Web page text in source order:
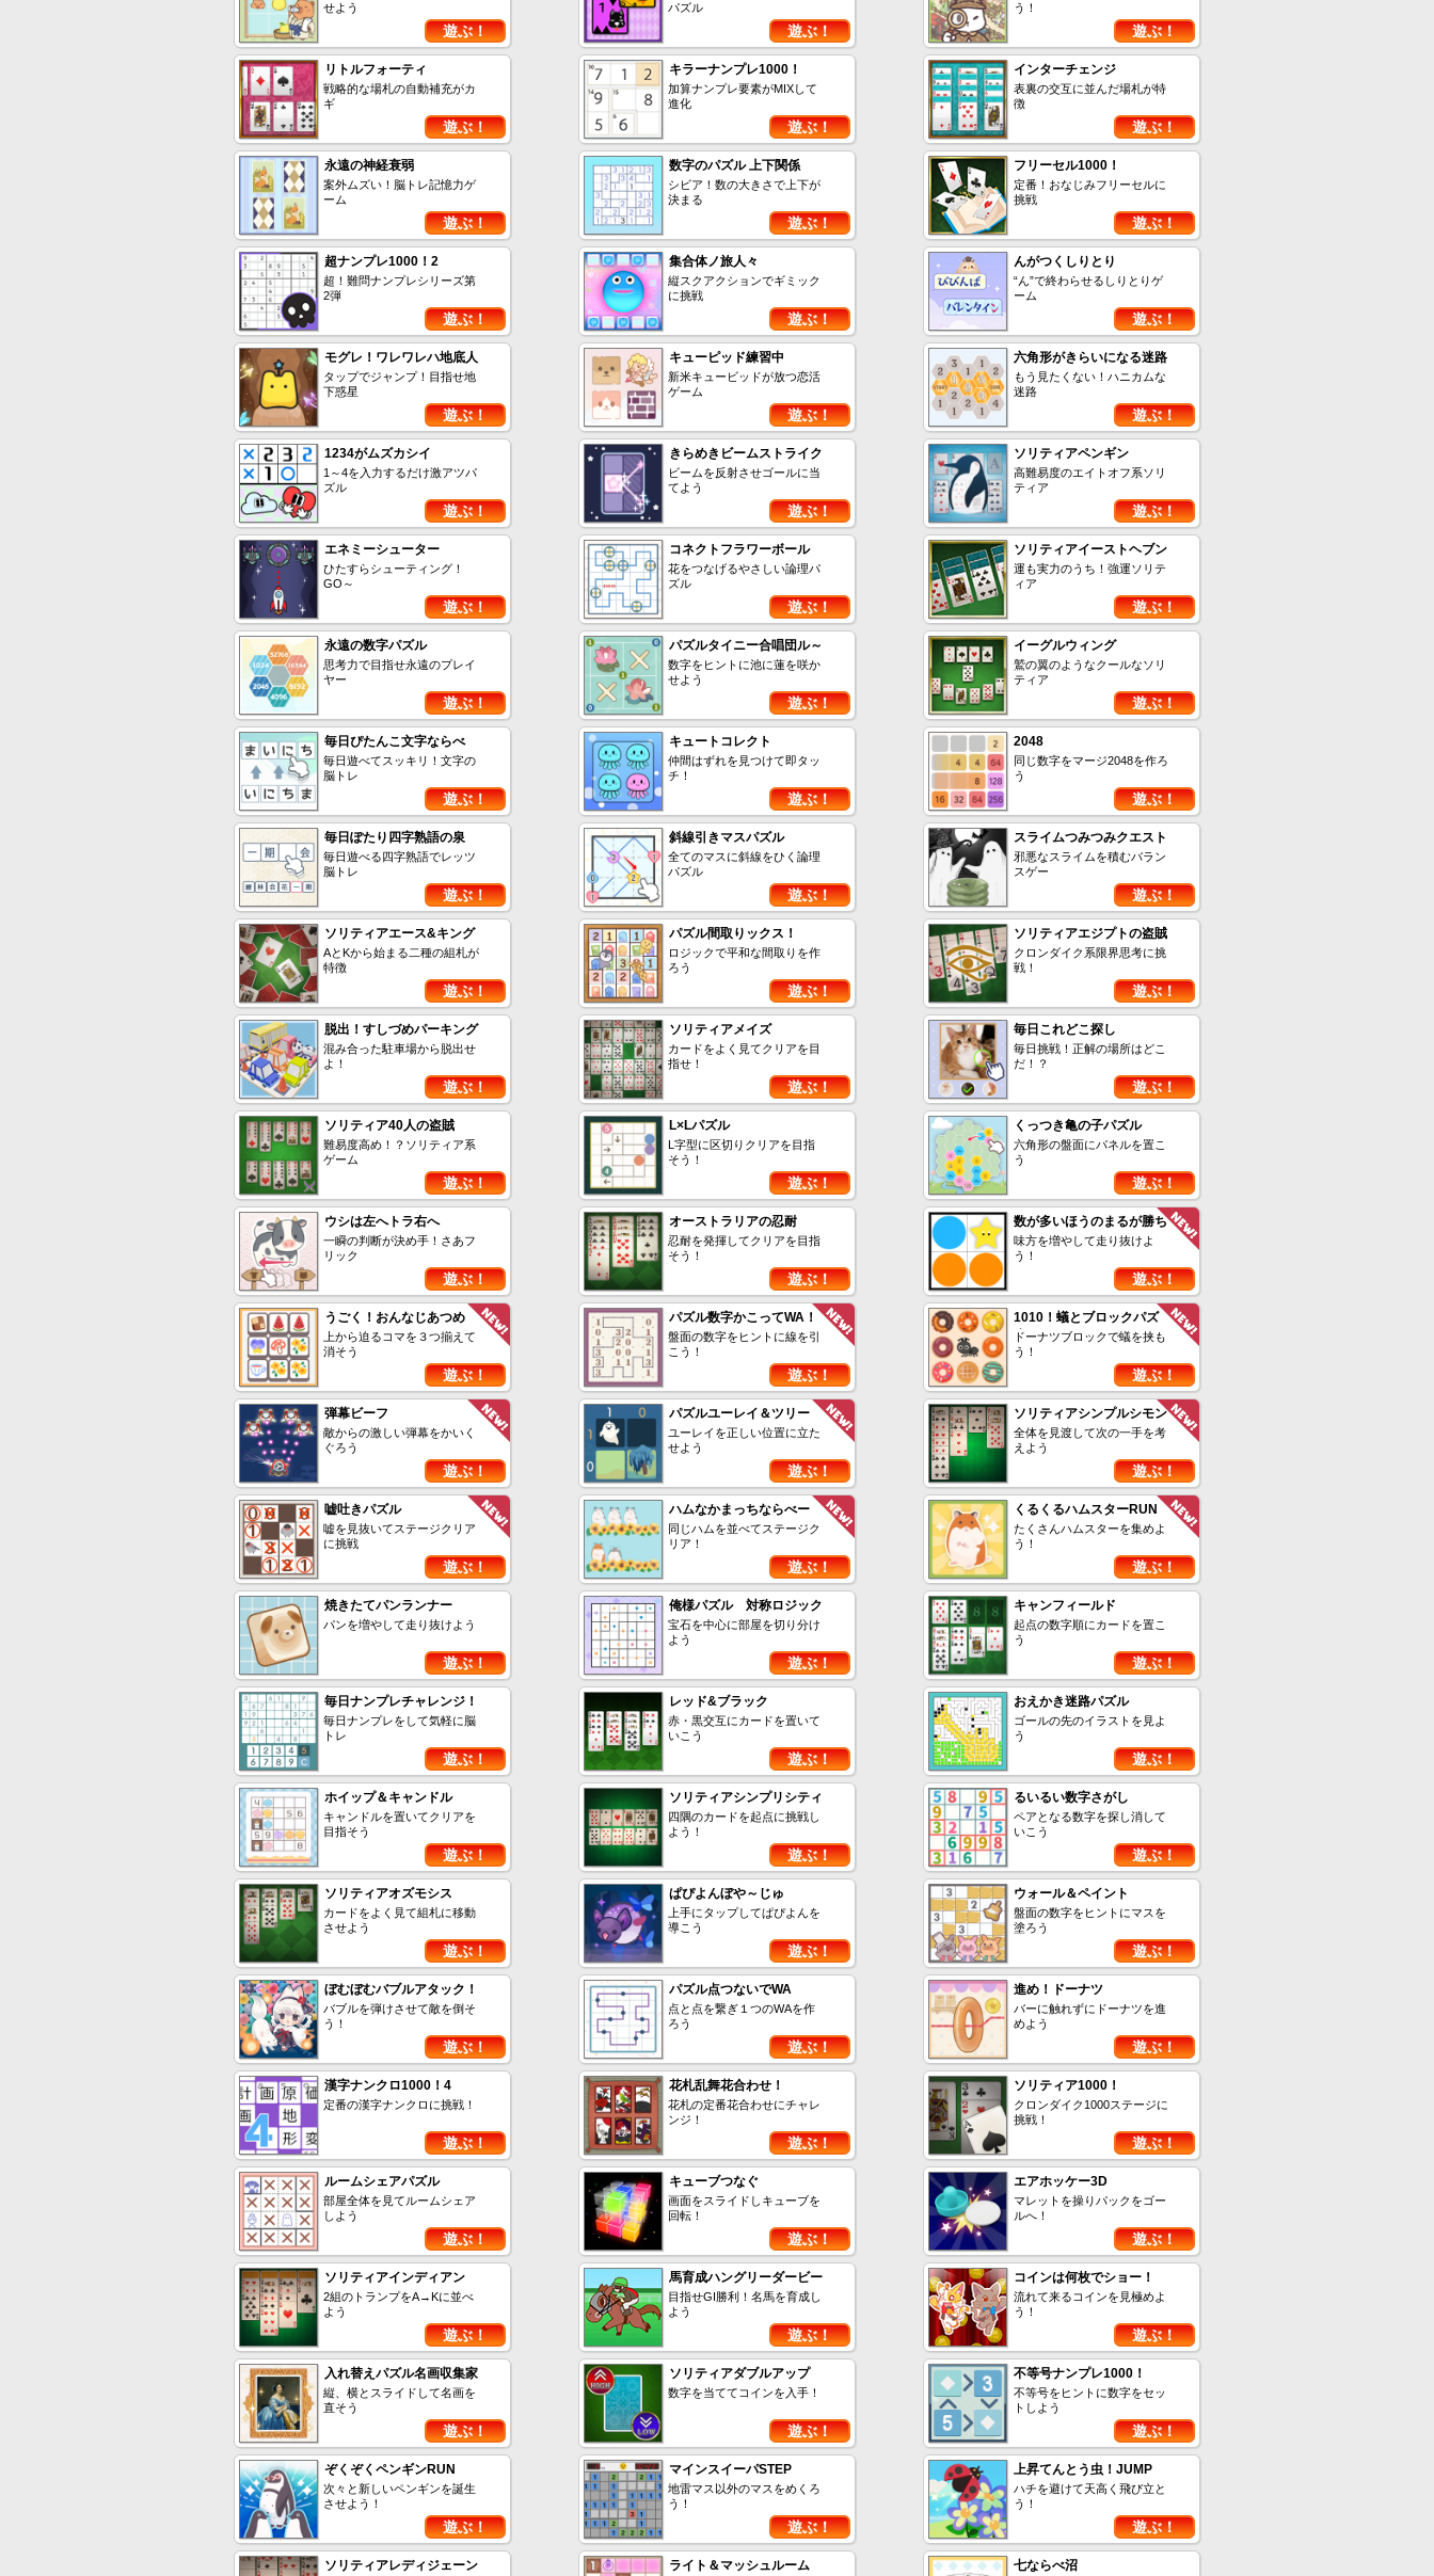
せよう
遊ぶ！
パズル
遊ぶ！
う！
遊ぶ！
リトルフォーティ
戦略的な場札の自動補充がカ
ギ
遊ぶ！
キラーナンプレ1000！
加算ナンプレ要素がMIXして
進化
遊ぶ！
インターチェンジ
表裏の交互に並んだ場札が特
徴
遊ぶ！
永遠の神経衰弱
案外ムズい！脳トレ記憶力ゲ
ーム
遊ぶ！
数字のパズル 上下関係
シビア！数の大きさで上下が
決まる
遊ぶ！
フリーセル1000！
定番！おなじみフリーセルに
挑戦
遊ぶ！
超ナンプレ1000！2
超！難問ナンプレシリーズ第
2弾
遊ぶ！
集合体ノ旅人々
縦スクアクションでギミック
に挑戦
遊ぶ！
んがつくしりとり
“ん”で終わらせるしりとりゲ
ーム
遊ぶ！
モグレ！ワレワレハ地底人
タップでジャンプ！目指せ地
下惑星
遊ぶ！
キューピッド練習中
新米キュービッドが放つ恋活
ゲーム
遊ぶ！
六角形がきらいになる迷路
もう見たくない！ハニカムな
迷路
遊ぶ！
1234がムズカシイ
1～4を入力するだけ激アツパ
ズル
遊ぶ！
きらめきビームストライク
ビームを反射させゴールに当
てよう
遊ぶ！
ソリティアペンギン
高難易度のエイトオフ系ソリ
ティア
遊ぶ！
エネミーシューター
ひたすらシューティング！
GO～
遊ぶ！
コネクトフラワーボール
花をつなげるやさしい論理パ
ズル
遊ぶ！
ソリティアイーストヘブン
運も実力のうち！強運ソリテ
ィア
遊ぶ！
永遠の数字パズル
思考力で目指せ永遠のプレイ
ヤー
遊ぶ！
パズルタイニー合唱団ル～
数字をヒントに池に蓮を咲か
せよう
遊ぶ！
イーグルウィング
鷲の翼のようなクールなソリ
ティア
遊ぶ！
毎日ぴたんこ文字ならべ
毎日遊べてスッキリ！文字の
脳トレ
遊ぶ！
キュートコレクト
仲間はずれを見つけて即タッ
チ！
遊ぶ！
2048
同じ数字をマージ2048を作ろ
う
遊ぶ！
毎日ぽたり四字熟語の泉
毎日遊べる四字熟語でレッツ
脳トレ
遊ぶ！
斜線引きマスパズル
全てのマスに斜線をひく論理
パズル
遊ぶ！
スライムつみつみクエスト
邪悪なスライムを積むバラン
スゲー
遊ぶ！
ソリティアエース&キング
AとKから始まる二種の組札が
特徴
遊ぶ！
パズル間取りックス！
ロジックで平和な間取りを作
ろう
遊ぶ！
ソリティアエジプトの盗賊
クロンダイク系限界思考に挑
戦！
遊ぶ！
脱出！すしづめパーキング
混み合った駐車場から脱出せ
よ！
遊ぶ！
ソリティアメイズ
カードをよく見てクリアを目
指せ！
遊ぶ！
毎日これどこ探し
毎日挑戦！正解の場所はどこ
だ！？
遊ぶ！
ソリティア40人の盗賊
難易度高め！？ソリティア系
ゲーム
遊ぶ！
L×Lパズル
L字型に区切りクリアを目指
そう！
遊ぶ！
くっつき亀の子パズル
六角形の盤面にパネルを置こ
う
遊ぶ！
ウシは左へトラ右へ
一瞬の判断が決め手！さあフ
リック
遊ぶ！
オーストラリアの忍耐
忍耐を発揮してクリアを目指
そう！
遊ぶ！
数が多いほうのまるが勝ち
味方を増やして走り抜けよ
う！
遊ぶ！
うごく！おんなじあつめ
上から迫るコマを３つ揃えて
消そう
遊ぶ！
パズル数字かこってWA！
盤面の数字をヒントに線を引
こう！
遊ぶ！
1010！蟻とブロックパズ
ル
ドーナツブロックで蟻を挟も
う！
遊ぶ！
弾幕ビーフ
敵からの激しい弾幕をかいく
ぐろう
遊ぶ！
パズルユーレイ＆ツリー
ユーレイを正しい位置に立た
せよう
遊ぶ！
ソリティアシンプルシモン
全体を見渡して次の一手を考
えよう
遊ぶ！
嘘吐きパズル
嘘を見抜いてステージクリア
に挑戦
遊ぶ！
ハムなかまっちならべー
同じハムを並べてステージク
リア！
遊ぶ！
くるくるハムスターRUN
たくさんハムスターを集めよ
う！
遊ぶ！
焼きたてパンランナー
パンを増やして走り抜けよう
遊ぶ！
俺様パズル 対称ロジック
宝石を中心に部屋を切り分け
よう
遊ぶ！
キャンフィールド
起点の数字順にカードを置こ
う
遊ぶ！
毎日ナンプレチャレンジ！
毎日ナンプレをして気軽に脳
トレ
遊ぶ！
レッド&ブラック
赤・黒交互にカードを置いて
いこう
遊ぶ！
おえかき迷路パズル
ゴールの先のイラストを見よ
う
遊ぶ！
ホイップ＆キャンドル
キャンドルを置いてクリアを
目指そう
遊ぶ！
ソリティアシンプリシティ
四隅のカードを起点に挑戦し
よう！
遊ぶ！
るいるい数字さがし
ペアとなる数字を探し消して
いこう
遊ぶ！
ソリティアオズモシス
カードをよく見て組札に移動
させよう
遊ぶ！
ぱぴよんぼや～じゅ
上手にタップしてぱぴよんを
導こう
遊ぶ！
ウォール＆ペイント
盤面の数字をヒントにマスを
塗ろう
遊ぶ！
ぼむぼむバブルアタック！
バブルを弾けさせて敵を倒そ
う！
遊ぶ！
パズル点つないでWA
点と点を繋ぎ１つのWAを作
ろう
遊ぶ！
進め！ドーナツ
バーに触れずにドーナツを進
めよう
遊ぶ！
漢字ナンクロ1000！4
定番の漢字ナンクロに挑戦！
遊ぶ！
花札乱舞花合わせ！
花札の定番花合わせにチャレ
ンジ！
遊ぶ！
ソリティア1000！
クロンダイク1000ステージに
挑戦！
遊ぶ！
ルームシェアパズル
部屋全体を見てルームシェア
しよう
遊ぶ！
キューブつなぐ
画面をスライドしキューブを
回転！
遊ぶ！
エアホッケー3D
マレットを操りパックをゴー
ルへ！
遊ぶ！
ソリティアインディアン
2組のトランプをA→Kに並べ
よう
遊ぶ！
馬育成ハングリーダービー
目指せGI勝利！名馬を育成し
よう
遊ぶ！
コインは何枚でショー！
流れて来るコインを見極めよ
う！
遊ぶ！
入れ替えパズル名画収集家
縦、横とスライドして名画を
直そう
遊ぶ！
ソリティアダブルアップ
数字を当ててコインを入手！
遊ぶ！
不等号ナンプレ1000！
不等号をヒントに数字をセッ
トしよう
遊ぶ！
ぞくぞくペンギンRUN
次々と新しいペンギンを誕生
させよう！
遊ぶ！
マインスイーパSTEP
地雷マス以外のマスをめくろ
う！
遊ぶ！
上昇てんとう虫！JUMP
ハチを避けて天高く飛び立と
う！
遊ぶ！
ソリティアレディジェーン ライト＆マッシュルーム 七ならべ沼